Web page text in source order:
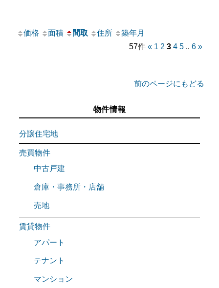
価格 面積 間取 住所
築年月
57件 « 1 2 3 4 5.. 6 »
前のページにもどる
物件情報
分譲住宅地
売買物件
中古戸建
倉庫・事務所・店舗
売地
賃貸物件
アパート
テナント
マンション